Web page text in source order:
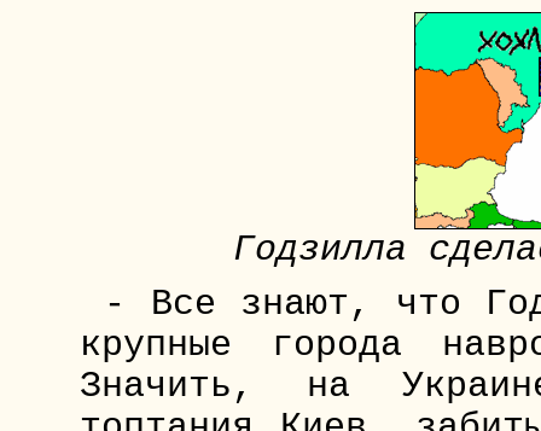
Годзилла
- Все знают, что
крупные города
Значить, на